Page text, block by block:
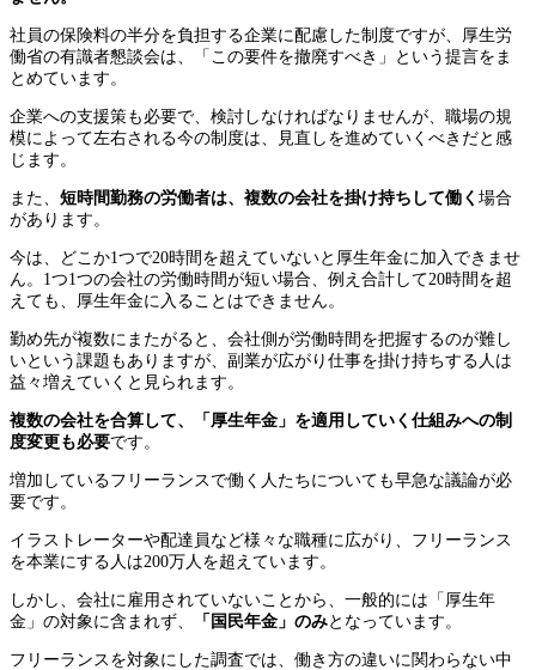
社員の保険料の半分を負担する企業に配慮した制度ですが、厚生労
働省の有識者懇談会は、「この要件を撤廃すべき」という提言をま
とめています。
企業への支援策も必要で、検討しなければなりませんが、職場の規
模によって左右される今の制度は、見直しを進めていくべきだと感
じます。
また、 短時間勤務の労働者は、複数の会社を掛け持ちして働く 場合
があります。
今は、どこか1つで20時間を超えていないと厚生年金に加入できませ
ん。1つ1つの会社の労働時間が短い場合、例え合計して20時間を超
えても、厚生年金に入ることはできません。
勤め先が複数にまたがると、会社側が労働時間を把握するのが難し
いという課題もありますが、副業が広がり仕事を掛け持ちする人は
益々増えていくと見られます。
複数の会社を合算して、「厚生年金」を適用していく仕組みへの制
度変更も必要です。
増加しているフリーランスで働く人たちについても早急な議論が必
要です。
イラストレーターや配達員など様々な職種に広がり、フリーランス
を本業にする人は200万人を超えています。
しかし、会社に雇用されていないことから、一般的には「厚生年
金」の対象に含まれず、
「国民年金」のみとなっています。
フリーランスを対象にした調査では、働き方の違いに関わらない中